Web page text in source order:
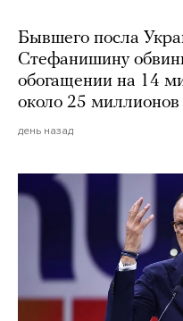
Бывшего посла
Стефанишину
обогащении на 14
около 25 миллионов
день назад